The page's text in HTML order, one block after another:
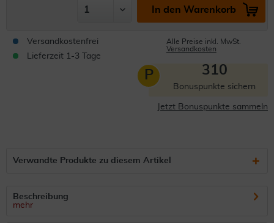
In den Warenkorb
Versandkostenfrei
Lieferzeit 1-3 Tage
Alle Preise inkl. MwSt.
Versandkosten
P 310
Bonuspunkte sichern
Jetzt Bonuspunkte sammeln
Verwandte Produkte zu diesem Artikel
Beschreibung
mehr